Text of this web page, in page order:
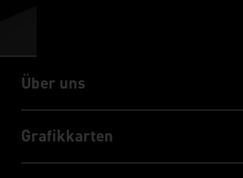
Über uns
Über uns
Grafikkarten